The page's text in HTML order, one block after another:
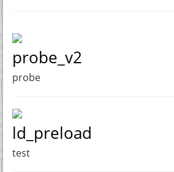
probe_v2
probe
ld_preload
test